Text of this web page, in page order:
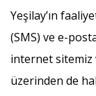
Yeşilay’ın
(SMS) ve e-
internet sitemiz
üzerinden de